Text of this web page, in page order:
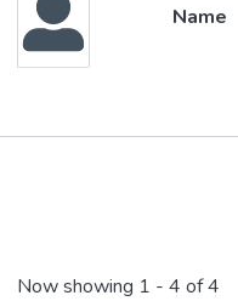
Name
Now showing 1 - 4 of 4